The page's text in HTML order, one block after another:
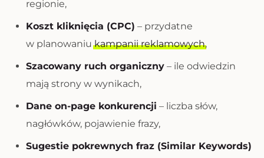
regionie,
Koszt kliknięcia (CPC) – przydatne
w planowaniukampanii reklamowych,
Szacowany ruch organiczny – ile odwiedzin
mają strony w wynikach,
Dane on-page konkurencji – liczba słów,
nagłówków, pojawienie frazy,
Sugestie pokrewnych fraz (Similar Keywords)